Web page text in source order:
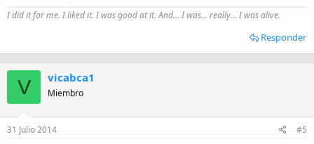
I did it for me. I liked it. I was good at it. And... I was... really... I was alive.
Responder
V vicabca1
Miembro
31 Julio 2014 #5